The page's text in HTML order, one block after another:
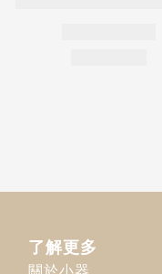
了解更多
關於小器